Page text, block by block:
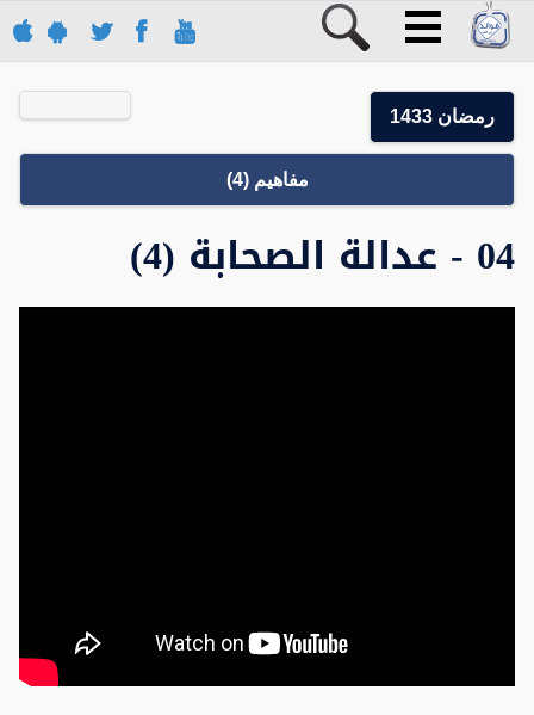
رمضان 1433
مفاهيم (4)
04 - عدالة الصحابة (4)